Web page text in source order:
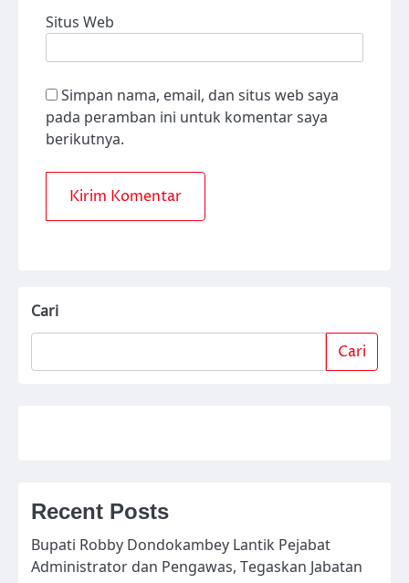
Situs Web
Simpan nama, email, dan situs web saya
pada peramban ini untuk komentar saya
berikutnya.
Cari
Cari
Recent Posts
Bupati Robby Dondokambey Lantik Pejabat
Administrator dan Pengawas, Tegaskan Jabatan